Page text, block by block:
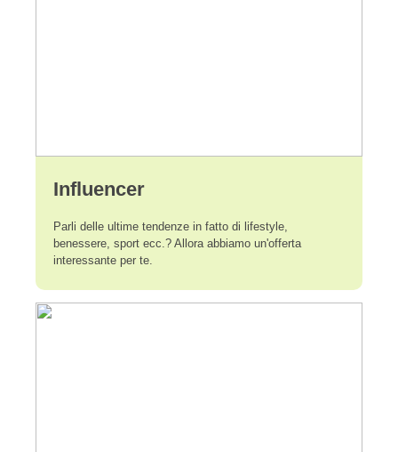
Influencer
Parli delle ultime tendenze in fatto di lifestyle,
benessere, sport ecc.? Allora abbiamo un'offerta
interessante per te.